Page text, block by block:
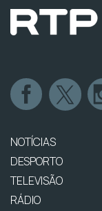
NOTÍCIAS
DESPORTO
TELEVISÃO
RÁDIO